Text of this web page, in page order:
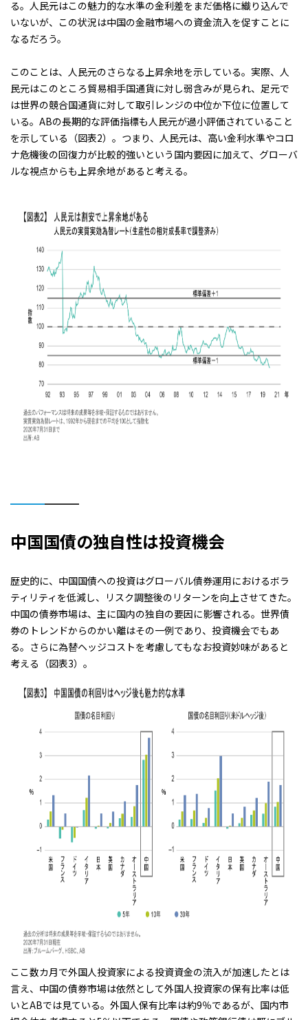
る。人民元はこの魅力的な水準の金利差をまだ価格に織り込んで
いないが、この状況は中国の金融市場への資金流入を促すことに
なるだろう。
このことは、人民元のさらなる上昇余地を示している。実際、人
民元はこのところ貿易相手国通貨に対し弱含みが見られ、足元で
は世界の競合国通貨に対して取引レンジの中位か下位に位置して
いる。ABの長期的な評価指標も人民元が過小評価されていること
を示している（図表2）。つまり、人民元は、高い金利水準やコロ
ナ危機後の回復力が比較的強いという国内要因に加えて、グローバ
ルな視点からも上昇余地があると考える。
中国国債の独自性は投資機会
歴史的に、中国国債への投資はグローバル債券運用におけるボラ
ティリティを低減し、リスク調整後のリターンを向上させてきた。
中国の債券市場は、主に国内の独自の要因に影響される。世界債
券のトレンドからのかい離はその一例であり、投資機会でもあ
る。さらに為替ヘッジコストを考慮してもなお投資妙味があると
考える（図表3）。
ここ数カ月で外国人投資家による投資資金の流入が加速したとは
言え、中国の債券市場は依然として外国人投資家の保有比率は低
いとABでは見ている。外国人保有比率は約9％であるが、国内市